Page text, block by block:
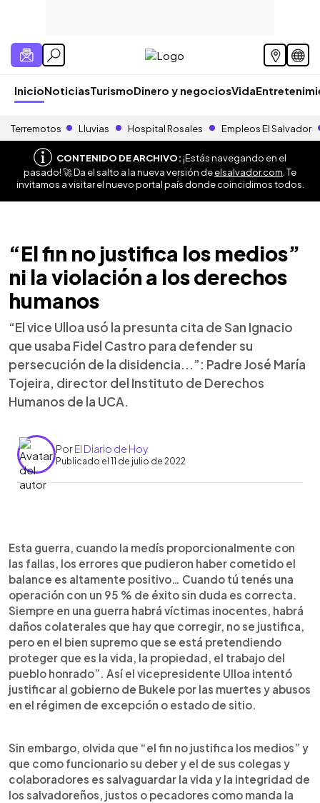
InicioNoticiasTurismoDinero y negociosVida
Terremotos Lluvias Hospital Rosales Empleos El Salvador
CONTENIDO DE ARCHIVO:¡Estás navegando en el
pasado! 🚀 Da el salto a la nueva versión deelsalvador.com . Te
invitamos a visitar el nuevo portal país donde coincidimos todos.
“El fin no justifica los medios”
ni la violación a los derechos
humanos
“El vice Ulloa usó la presunta cita de San Ignacio
que usaba Fidel Castro para defender su
persecución de la disidencia...”: Padre José María
Tojeira, director del Instituto de Derechos
Humanos de la UCA.
PorEl Diario de Hoy
Publicado el 11 de julio de 2022
Escuchar artículo
Esta guerra, cuando la medís proporcionalmente con
las fallas, los errores que pudieron haber cometido el
balance es altamente positivo… Cuando tú tenés una
operación con un 95 % de éxito sin duda es correcta.
Siempre en una guerra habrá víctimas inocentes, habrá
daños colaterales que hay que corregir, no se justifica,
pero en el bien supremo que se está pretendiendo
proteger que es la vida, la propiedad, el trabajo del
pueblo honrado”. Así el vicepresidente Ulloa intentó
justificar al gobierno de Bukele por las muertes y abusos
en el régimen de excepción o estado de sitio.
Sin embargo, olvida que “el fin no justifica los medios” y
que como funcionario su deber y el de sus colegas y
colaboradores es salvaguardar la vida y la integridad de
los salvadoreños, justos o pecadores como manda la